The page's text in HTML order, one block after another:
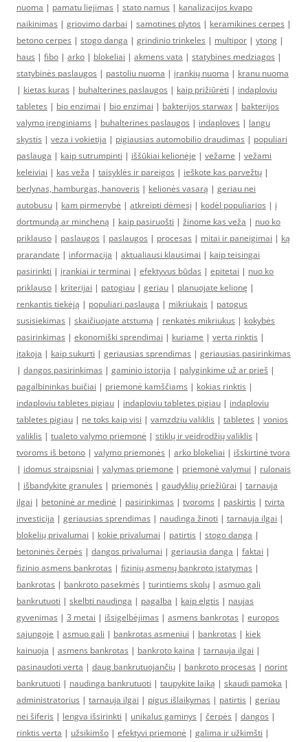
nuoma | pamatu liejimas | stato namus | kanalizacijos kvapo
naikinimas | griovimo darbai | samotines plytos | keramikines cerpes |
betono cerpes | stogo danga | grindinio trinkeles | multipor | ytong |
haus | fibo | arko | blokeliai | akmens vata | statybines medziagos |
statybinės paslaugos | pastoliu nuoma | įrankių nuoma | kranu nuoma
| kietas kuras | buhalterines paslaugos | kaip prižiūrėti | indaploviu
tabletes | bio enzimai | bio enzimai | bakterijos starwax | bakterijos
valymo įrenginiams | buhalterines paslaugos | indaploves | langu
skystis | veza i vokietija | pigiausias automobilio draudimas | populiari
paslauga | kaip sutrumpinti | iššūkiai kelionėje | vežame | vežami
keleiviai | kas veža | taisyklės ir pareigos | ieškote kas parvežtų |
berlynas, hamburgas, hanoveris | kelionės vasarą | geriau nei
autobusu | kam pirmenybė | atkreipti dėmesį | kodėl populiarios | į
dortmundą ar mincheną | kaip pasiruošti | žinome kas veža | nuo ko
priklauso | paslaugos | paslaugos | procesas | mitai ir paneigimai | ką
prarandate | informacija | aktualiausi klausimai | kaip teisingai
pasirinkti | įrankiai ir terminai | efektyvus būdas | epitetai | nuo ko
priklauso | kriterijai | patogiau | geriau | planuojate kelionę |
renkantis tiekėją | populiari paslauga | mikriukais | patogus
susisiekimas | skaičiuojate atstumą | renkatės mikriukus | kokybės
pasirinkimas | ekonomiški sprendimai | kuriame | verta rinktis |
įtakoja | kaip sukurti | geriausias sprendimas | geriausias pasirinkimas
| dangos pasirinkimas | gaminio istorija | palyginkime už ar prieš |
pagalbininkas buičiai | priemonė kamščiams | kokias rinktis |
indaploviu tabletes pigiau | indaploviu tabletes pigiau | indaploviu
tabletes pigiau | ne toks kaip visi | vamzdziu valiklis | tabletes | vonios
valiklis | tualeto valymo priemonė | stiklų ir veidrodžių valiklis |
tvoroms iš betono | valymo priemonės | arko blokeliai | išskirtinė tvora
| idomus straipsniai | valymas priemone | priemonė valymui | rulonais
| išbandykite granules | priemonės | gaudyklių priežiūrai | tarnauja
ilgai | betoninė ar medinė | pasirinkimas | tvoroms | paskirtis | tvirta
investicija | geriausias sprendimas | naudinga žinoti | tarnauja ilgai |
blokelių privalumai | kokie privalumai | patirtis | stogo danga |
betoninės čerpės | dangos privalumai | geriausia danga | faktai |
fizinio asmens bankrotas | fizinių asmenų bankroto įstatymas |
bankrotas | bankroto pasekmės | turintiems skolų | asmuo gali
bankrutuoti | skelbti naudinga | pagalba | kaip elgtis | naujas
gyvenimas | 3 metai | išsigelbėjimas | asmens bankrotas | europos
sąjungoje | asmuo gali | bankrotas asmeniui | bankrotas | kiek
kainuoja | asmens bankrotas | bankroto kaina | tarnauja ilgai |
pasinaudoti verta | daug bankrutuojančių | bankroto procesas | norint
bankrutuoti | naudinga bankrutuoti | taupykite laiką | skaudi pamoka |
administratorius | tarnauja ilgai | pigus išlaikymas | patirtis | geriau
nei šiferis | lengva išsirinkti | unikalus gaminys | čerpės | dangos |
rinktis verta | užsikimšo | efektyvi priemonė | galima ir užkimšti |